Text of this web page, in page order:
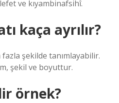
ve kıyambinafsihî.
kaça ayrılır?
fazla şekilde tanımlayabilir.
şekil ve boyuttur.
örnek?